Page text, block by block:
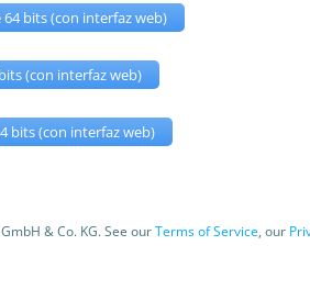
64 bits (con interfaz web)
(con interfaz web)
bits (con interfaz web)
& Co. KG. See ourTerms of Service, our